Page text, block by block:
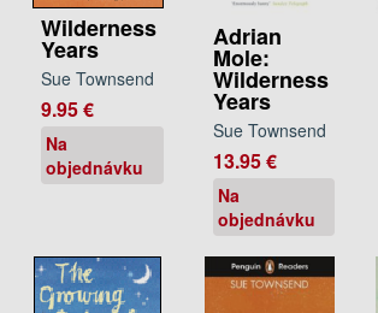
Wilderness
Years
Sue Townsend
9.95 €
Na
objednávku
Adrian
Mole:
Wilderness
Years
Sue Townsend
13.95 €
Na
objednávku